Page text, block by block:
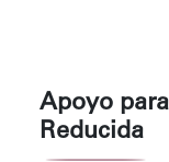
Apoyo
Reducida